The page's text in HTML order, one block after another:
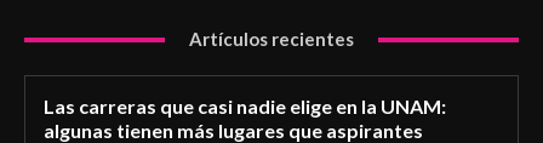
Artículos recientes
Las carreras que casi nadie elige en la UNAM:
algunas tienen más lugares que aspirantes